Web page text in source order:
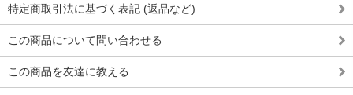
特定商取引法に基づく表記 (返品など)
この商品について問い合わせる
この商品を友達に教える